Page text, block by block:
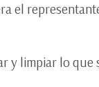
el
y limpiar lo que